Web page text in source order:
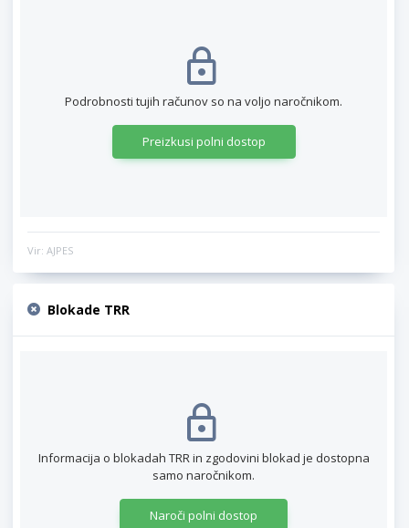
Podrobnosti tujih računov so na voljo naročnikom.
Preizkusi polni dostop
Vir: AJPES
Blokade TRR
Informacija o blokadah TRR in zgodovini blokad je dostopna
samo naročnikom.
Naroči polni dostop